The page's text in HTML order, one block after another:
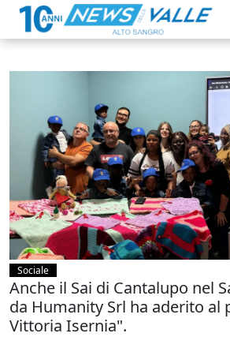
Sociale
Anche il Sai di Cantalupo nel
da Humanity Srl ha aderito al
Vittoria Isernia".